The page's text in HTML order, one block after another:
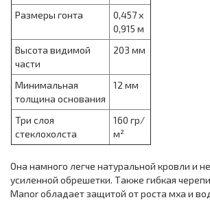
Размеры гонта
0,457 х
0,915 м
Высота видимой
части
203 мм
Минимальная
толщина основания
12 мм
Три слоя
стеклохолста
160 гр/
м²
Она намного легче натуральной кровли и
усиленной обрешетки. Также гибкая
Manor обладает защитой от роста мха и